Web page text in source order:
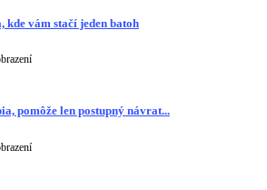
kde vám stačí jeden batoh
pomôže len postupný návrat...